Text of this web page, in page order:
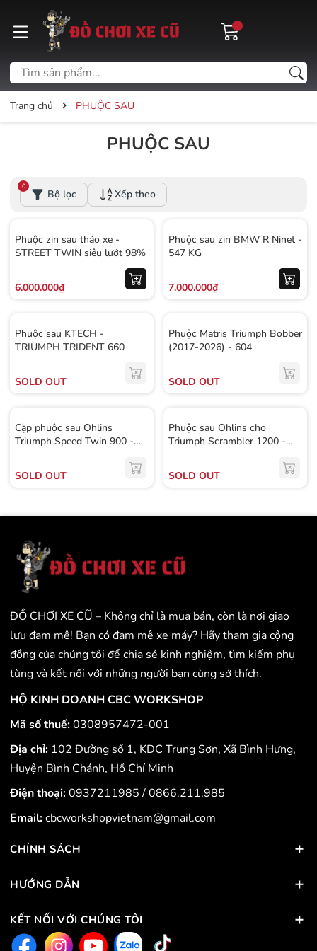
Trang chủ PHUỘC SAU
PHUỘC SAU
Bộ lọc
0
Xếp theo
Phuộc zin sau tháo xe -
STREET TWIN siêu lướt 98%
6.000.000₫
Phuộc sau zin BMW R Ninet -
547 KG
7.000.000₫
Phuộc sau KTECH -
TRIUMPH TRIDENT 660
SOLD OUT
Phuộc Matris Triumph Bobber
(2017-2026) - 604
SOLD OUT
Cặp phuộc sau Ohlins
Triumph Speed Twin 900 -
SOLD OUT
Phuộc sau Ohlins cho
Triumph Scrambler 1200 -
SOLD OUT
ĐỒ CHƠI XE CŨ – Không chỉ là mua bán, còn là nơi giao
lưu đam mê! Bạn có đam mê xe máy? Hãy tham gia cộng
đồng của chúng tôi để chia sẻ kinh nghiệm, tìm kiếm phụ
tùng và kết nối với những người bạn cùng sở thích.
HỘ KINH DOANH CBC WORKSHOP
Mã số thuế:0308957472-001
Địa chỉ: 102 Đường số 1, KDC Trung Sơn, Xã Bình Hưng,
Huyện Bình Chánh, Hồ Chí Minh
Điện thoại:0937211985/0866.211.985
Email:cbcworkshopvietnam@gmail.com
CHÍNH SÁCH
HƯỚNG DẪN
KẾT NỐI VỚI CHÚNG TÔI